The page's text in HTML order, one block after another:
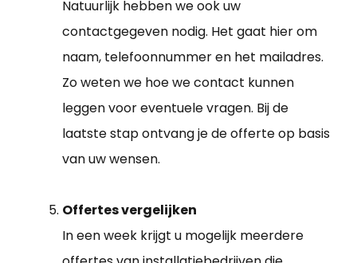
Natuurlijk hebben we ook uw
contactgegeven nodig. Het gaat hier om
naam, telefoonnummer en het mailadres.
Zo weten we hoe we contact kunnen
leggen voor eventuele vragen. Bij de
laatste stap ontvang je de offerte op basis
van uw wensen.
Offertes vergelijken
In een week krijgt u mogelijk meerdere